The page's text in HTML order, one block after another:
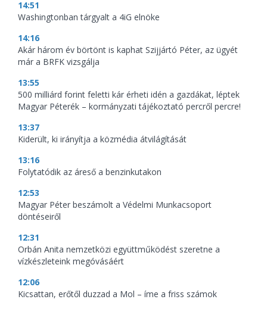
14:51
Washingtonban tárgyalt a 4iG elnöke
14:16
Akár három év börtönt is kaphat Szijjártó Péter, az ügyét
már a BRFK vizsgálja
13:55
500 milliárd forint feletti kár érheti idén a gazdákat, léptek
Magyar Péterék – kormányzati tájékoztató percről percre!
13:37
Kiderült, ki irányítja a közmédia átvilágítását
13:16
Folytatódik az áreső a benzinkutakon
12:53
Magyar Péter beszámolt a Védelmi Munkacsoport
döntéseiről
12:31
Orbán Anita nemzetközi együttműködést szeretne a
vízkészleteink megóvásáért
12:06
Kicsattan, erőtől duzzad a Mol – íme a friss számok